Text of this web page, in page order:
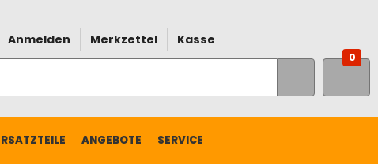
Anmelden Merkzettel Kasse
0
ANGEBOTE SERVICE